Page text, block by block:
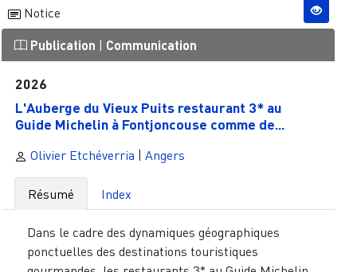
Notice
Publication Communication
2026
L'Auberge du Vieux Puits restaurant 3* au
Guide Michelin à Fontjoncouse comme de...
Olivier Etchéverria Angers
Résumé Index
Dans le cadre des dynamiques géographiques
ponctuelles des destinations touristiques